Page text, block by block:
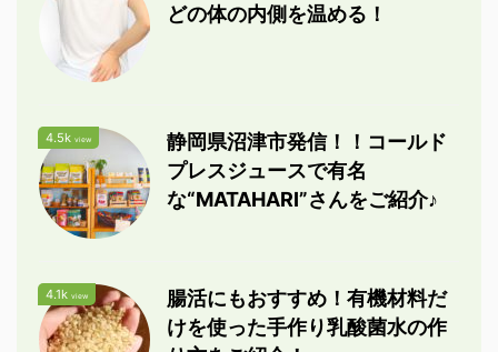
どの体の内側を温める！
4.5k view
静岡県沼津市発信！！コールド
プレスジュースで有名
な“MATAHARI”さんをご紹介♪
4.1k view
腸活にもおすすめ！有機材料だ
けを使った手作り乳酸菌水の作